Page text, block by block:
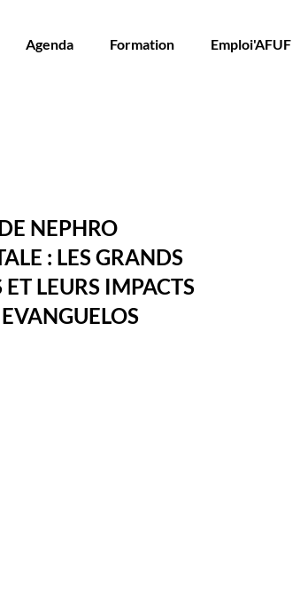
Agenda Formation Emploi'AFUF
NEPHRO
: LES GRANDS
LEURS IMPACTS